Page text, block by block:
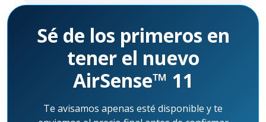
Sé de los primeros en
tener el nuevo
AirSense™ 11
Te avisamos apenas esté disponible y te